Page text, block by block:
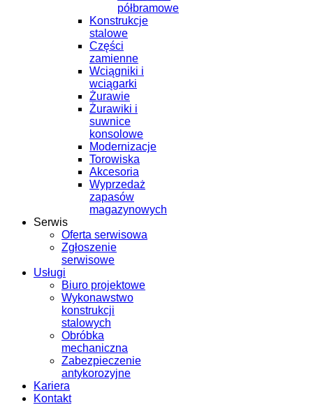
półbramowe
Konstrukcje
stalowe
Części
zamienne
Wciągniki i
wciągarki
Żurawie
Żurawiki i
suwnice
konsolowe
Modernizacje
Torowiska
Akcesoria
Wyprzedaż
zapasów
magazynowych
Serwis
Oferta serwisowa
Zgłoszenie
serwisowe
Usługi
Biuro projektowe
Wykonawstwo
konstrukcji
stalowych
Obróbka
mechaniczna
Zabezpieczenie
antykorozyjne
Kariera
Kontakt